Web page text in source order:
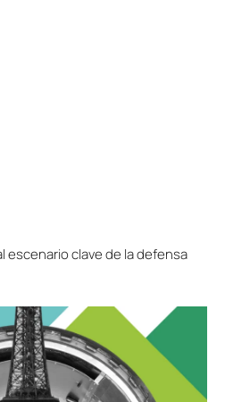
escenario clave de la defensa